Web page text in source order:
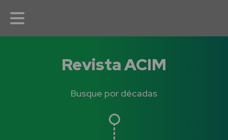
Revista ACIM
Busque por décadas